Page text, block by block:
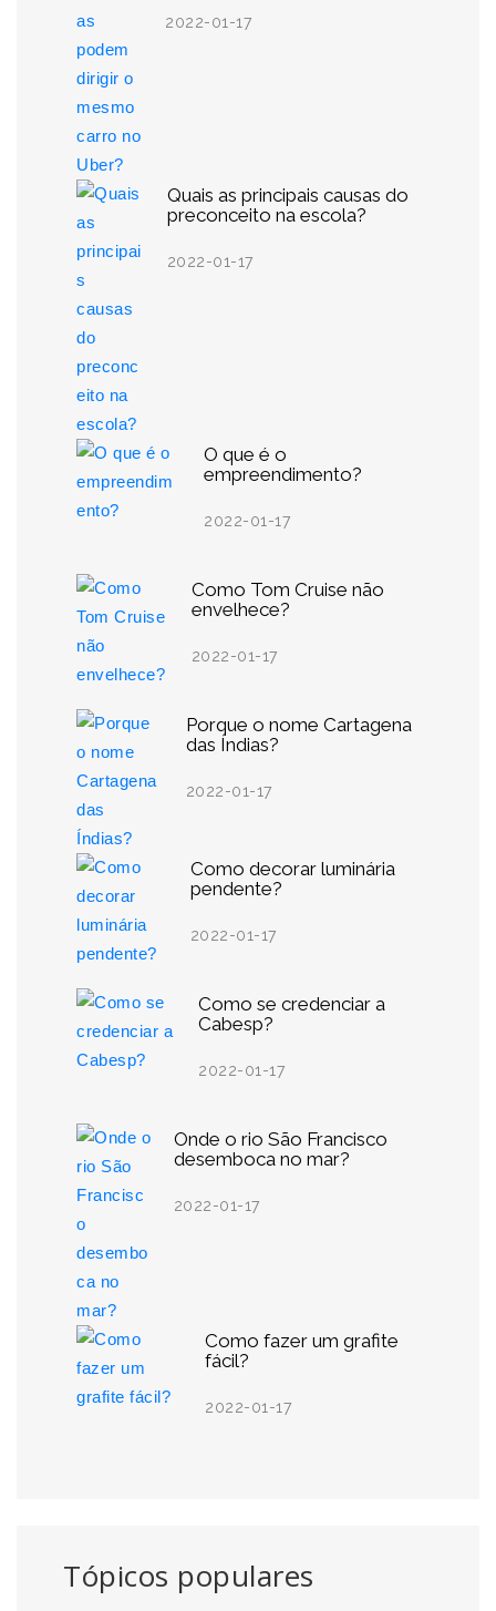
2022-01-17
Quais as principais causas do
preconceito na escola?
2022-01-17
O que é o
empreendimento?
2022-01-17
Como Tom Cruise não
envelhece?
2022-01-17
Porque o nome Cartagena
das Índias?
2022-01-17
Como decorar luminária
pendente?
2022-01-17
Como se credenciar a
Cabesp?
2022-01-17
Onde o rio São Francisco
desemboca no mar?
2022-01-17
Como fazer um grafite
fácil?
2022-01-17
Tópicos populares